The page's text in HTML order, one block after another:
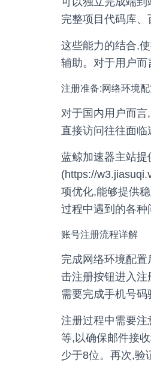
完整项目代码库、
这些能力的结合,
辅助。对于用户而
注册准备:网络环境
对于国内用户而
直接访问往往面临
蓝鲸加速器主站提
(https://
项优化,能够提供
过程中遇到的各种
账号注册流程详解
完成网络环境配
击注册按钮进入
需要完成手机号码
注册过程中需要
等,以确保邮件接
少于8位。再次,验